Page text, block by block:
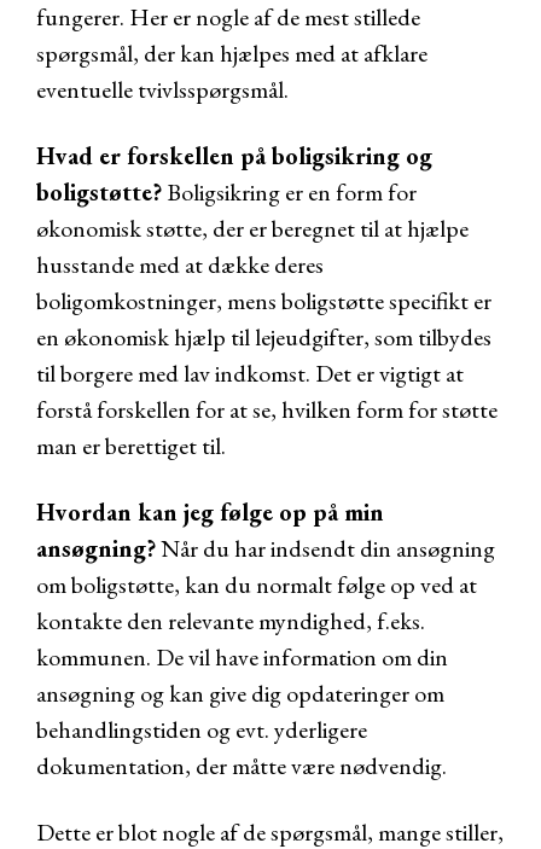
fungerer. Her er nogle af de mest stillede
spørgsmål, der kan hjælpes med at afklare
eventuelle tvivlsspørgsmål.
Hvad er forskellen på boligsikring og
boligstøtte?Boligsikring er en form for
økonomisk støtte, der er beregnet til at hjælpe
husstande med at dække deres
boligomkostninger, mens boligstøtte specifikt er
en økonomisk hjælp til lejeudgifter, som tilbydes
til borgere med lav indkomst. Det er vigtigt at
forstå forskellen for at se, hvilken form for støtte
man er berettiget til.
Hvordan kan jeg følge op på min
ansøgning?Når du har indsendt din ansøgning
om boligstøtte, kan du normalt følge op ved at
kontakte den relevante myndighed, f.eks.
kommunen. De vil have information om din
ansøgning og kan give dig opdateringer om
behandlingstiden og evt. yderligere
dokumentation, der måtte være nødvendig.
Dette er blot nogle af de spørgsmål, mange stiller,